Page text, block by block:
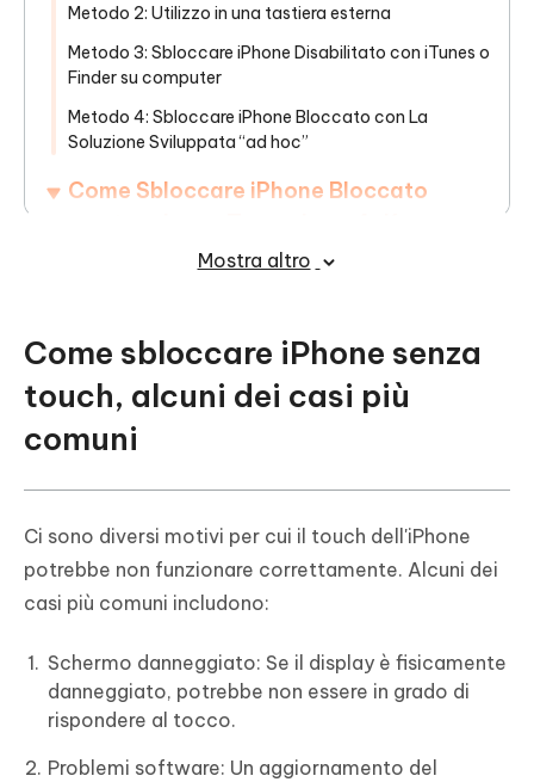
Metodo 2: Utilizzo in una tastiera esterna
Metodo 3: Sbloccare iPhone Disabilitato con iTunes o
Finder su computer
Metodo 4: Sbloccare iPhone Bloccato con La
Soluzione Sviluppata “ad hoc”
Come Sbloccare iPhone Bloccato
ConclusioneMostra altro
Come sbloccare iPhone senza
touch, alcuni dei casi più
comuni
Ci sono diversi motivi per cui il touch dell'iPhone
potrebbe non funzionare correttamente. Alcuni dei
casi più comuni includono:
Schermo danneggiato: Se il display è fisicamente
danneggiato, potrebbe non essere in grado di
rispondere al tocco.
Problemi software: Un aggiornamento del